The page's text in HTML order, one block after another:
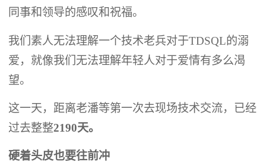
同事和领导的感叹和祝福。
我们素人无法理解一个技术老兵对于TDSQL的溺
爱，就像我们无法理解年轻人对于爱情有多么渴
望。
这一天，距离老潘等第一次去现场技术交流，已经
过去整整2190天。
硬着头皮也要往前冲